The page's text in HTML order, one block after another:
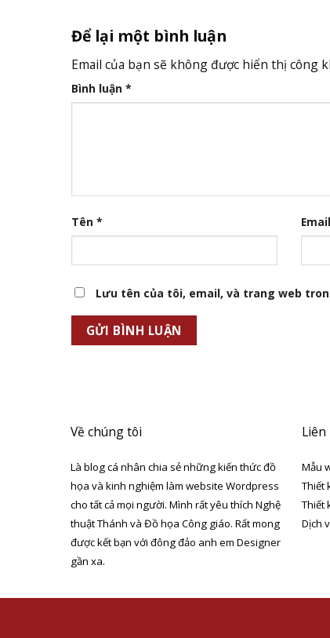
Để lại một bình luận
Email của bạn sẽ không được hiển thị công
Bình luận *
Tên * Email
Lưu tên của tôi, email, và trang web
Về chúng tôi
Là blog cá nhân chia sẻ những kiến thức đồ
họa và kinh nghiệm làm website Wordpress
cho tất cả mọi người. Mình rất yêu thích Nghệ
thuật Thánh và Đồ họa Công giáo. Rất mong
được kết bạn với đông đảo anh em Designer
gần xa.
Mẫu
Thiết
Thiết
Dịch